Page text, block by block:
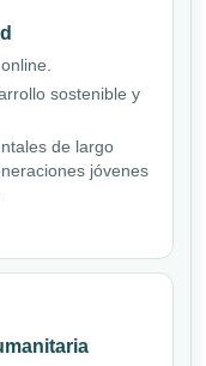
sostenible y
de largo
jóvenes